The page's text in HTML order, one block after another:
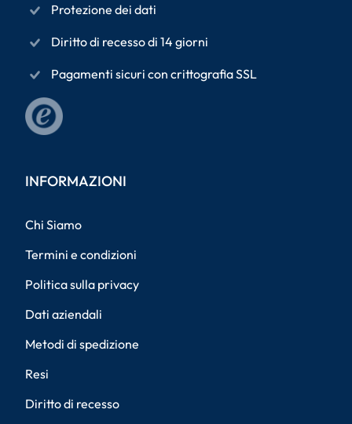
Protezione dei dati
Diritto di recesso di 14 giorni
Pagamenti sicuri con crittografia SSL
INFORMAZIONI
Chi Siamo
Termini e condizioni
Politica sulla privacy
Dati aziendali
Metodi di spedizione
Resi
Diritto di recesso